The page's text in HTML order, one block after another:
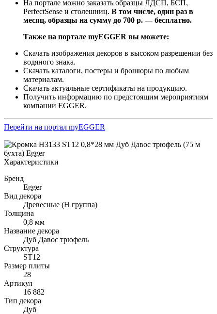
На портале можно заказать образцы ЛДСП, БСП,
PerfectSense и столешниц. В том числе, один раз в
месяц, образцы на сумму до 700 р. — бесплатно.
Также на портале myEGGER вы можете:
Скачать изображения декоров в высоком разрешении без
водяного знака.
Скачать каталоги, постеры и брошюры по любым
материалам.
Скачать актуальные сертификаты на продукцию.
Получить информацию по предстоящим мероприятиям
компании EGGER.
Перейти на портал myEGGER
Характеристики
Бренд
Egger
Вид декора
Древесные (Н группа)
Толщина
0,8 мм
Название декора
Дуб Давос трюфель
Структура
ST12
Размер плиты
28
Артикул
16 882
Тип декора
Дуб